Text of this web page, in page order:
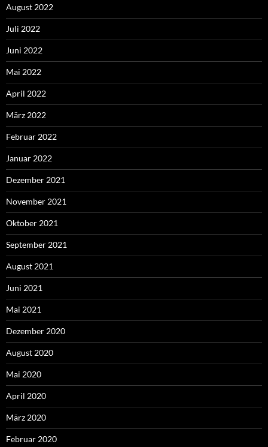
August 2022
Juli 2022
Juni 2022
Mai 2022
April 2022
März 2022
Februar 2022
Januar 2022
Dezember 2021
November 2021
Oktober 2021
September 2021
August 2021
Juni 2021
Mai 2021
Dezember 2020
August 2020
Mai 2020
April 2020
März 2020
Februar 2020